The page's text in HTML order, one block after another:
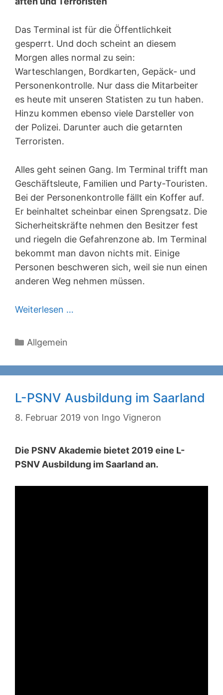
Das Terminal ist für die Öffentlichkeit
gesperrt. Und doch scheint an diesem
Morgen alles normal zu sein:
Warteschlangen, Bordkarten, Gepäck- und
Personenkontrolle. Nur dass die Mitarbeiter
es heute mit unseren Statisten zu tun haben.
Hinzu kommen ebenso viele Darsteller von
der Polizei. Darunter auch die getarnten
Terroristen.
Alles geht seinen Gang. Im Terminal trifft man
Geschäftsleute, Familien und Party-Touristen.
Bei der Personenkontrolle fällt ein Koffer auf.
Er beinhaltet scheinbar einen Sprengsatz. Die
Sicherheitskräfte nehmen den Besitzer fest
und riegeln die Gefahrenzone ab. Im Terminal
bekommt man davon nichts mit. Einige
Personen beschweren sich, weil sie nun einen
anderen Weg nehmen müssen.
Weiterlesen …
Kategorien
Allgemein
L-PSNV Ausbildung im Saarland
8. Februar 2019 von Ingo Vigneron
Die PSNV Akademie bietet 2019 eine L-
PSNV Ausbildung im Saarland an.